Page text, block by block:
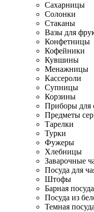
Сахарницы
Солонки
Стаканы
Вазы для
Конфетницы
Кофейники
Кувшины
Менажницы
Кассероли
Супницы
Корзины
Приборы для
Предметы
Тарелки
Турки
Фужеры
Хлебницы
Заварочные
Посуда для
Штофы
Барная посуда
Посуда из
Темная посуда